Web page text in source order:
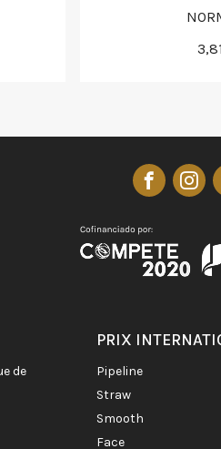
PRIX
pipeline
straw
smooth
face